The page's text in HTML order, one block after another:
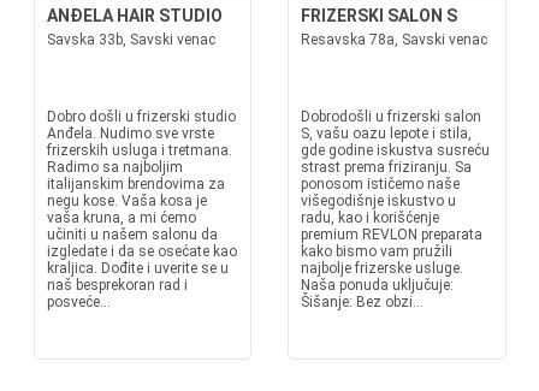
ANĐELA HAIR STUDIO
Savska 33b, Savski venac
Dobro došli u frizerski studio
Anđela. Nudimo sve vrste
frizerskih usluga i tretmana.
Radimo sa najboljim
italijanskim brendovima za
negu kose. Vaša kosa je
vaša kruna, a mi ćemo
učiniti u našem salonu da
izgledate i da se osećate kao
kraljica. Dođite i uverite se u
naš besprekoran rad i
posveće...
FRIZERSKI SALON S
Resavska 78a, Savski venac
Dobrodošli u frizerski salon
S, vašu oazu lepote i stila,
gde godine iskustva susreću
strast prema friziranju. Sa
ponosom ističemo naše
višegodišnje iskustvo u
radu, kao i korišćenje
premium REVLON preparata
kako bismo vam pružili
najbolje frizerske usluge.
Naša ponuda uključuje:
Šišanje: Bez obzi...